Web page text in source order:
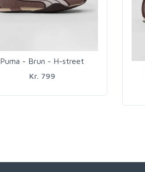
Puma - Brun - H-street
Kr. 799